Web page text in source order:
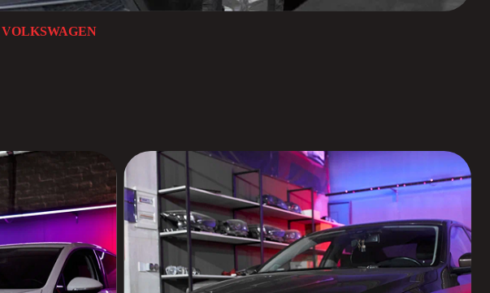
VOLKSWAGEN